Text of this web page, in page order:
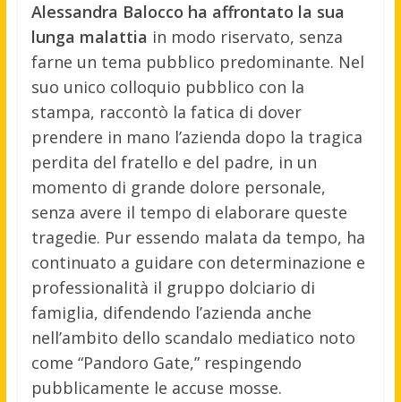
Alessandra Balocco ha affrontato la sua
lunga malattia in modo riservato, senza
farne un tema pubblico predominante. Nel
suo unico colloquio pubblico con la
stampa, raccontò la fatica di dover
prendere in mano l’azienda dopo la tragica
perdita del fratello e del padre, in un
momento di grande dolore personale,
senza avere il tempo di elaborare queste
tragedie. Pur essendo malata da tempo, ha
continuato a guidare con determinazione e
professionalità il gruppo dolciario di
famiglia, difendendo l’azienda anche
nell’ambito dello scandalo mediatico noto
come “Pandoro Gate,” respingendo
pubblicamente le accuse mosse.